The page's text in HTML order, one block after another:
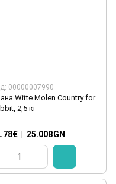
00000007990
Witte Molen Country for
2,5 кг
25.00BGN